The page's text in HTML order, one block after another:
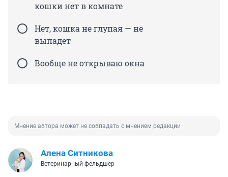
кошки нет в комнате
Нет, кошка не глупая — не
выпадет
Вообще не открываю окна
Мнение автора может не совпадать с мнением редакции
Алена Ситникова
Ветеринарный фельдшер